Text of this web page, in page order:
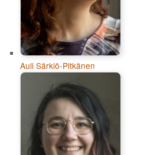
Auli Särkiö-Pitkänen